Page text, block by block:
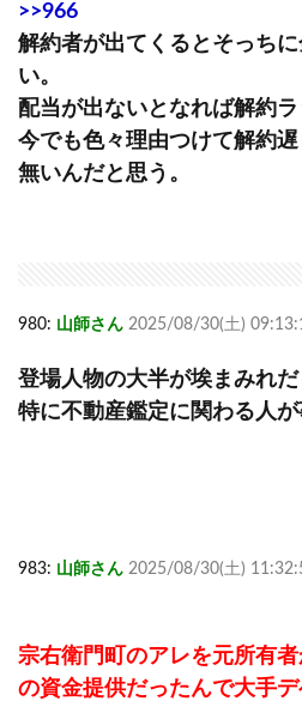
>>966
解約者が出てくるとそっち
い。
配当が出ないとなれば解約ラ
今でも色々理由つけて解約
無いんだと思う。
980: 山師さん 2025/08/30(土)
登場人物の大半が埃まみれ
特に不動産鑑定に関わる人
983: 山師さん 2025/08/30(土)
宗右衛門町のアレを元所有
の資金提供だったんで大手